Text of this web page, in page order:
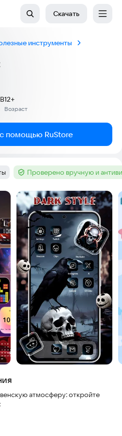
Скачать
инструменты
Возраст
12+
помощью RuStore
Тег :Проверено вручную и
атмосферу: откройте
радостью. ✨